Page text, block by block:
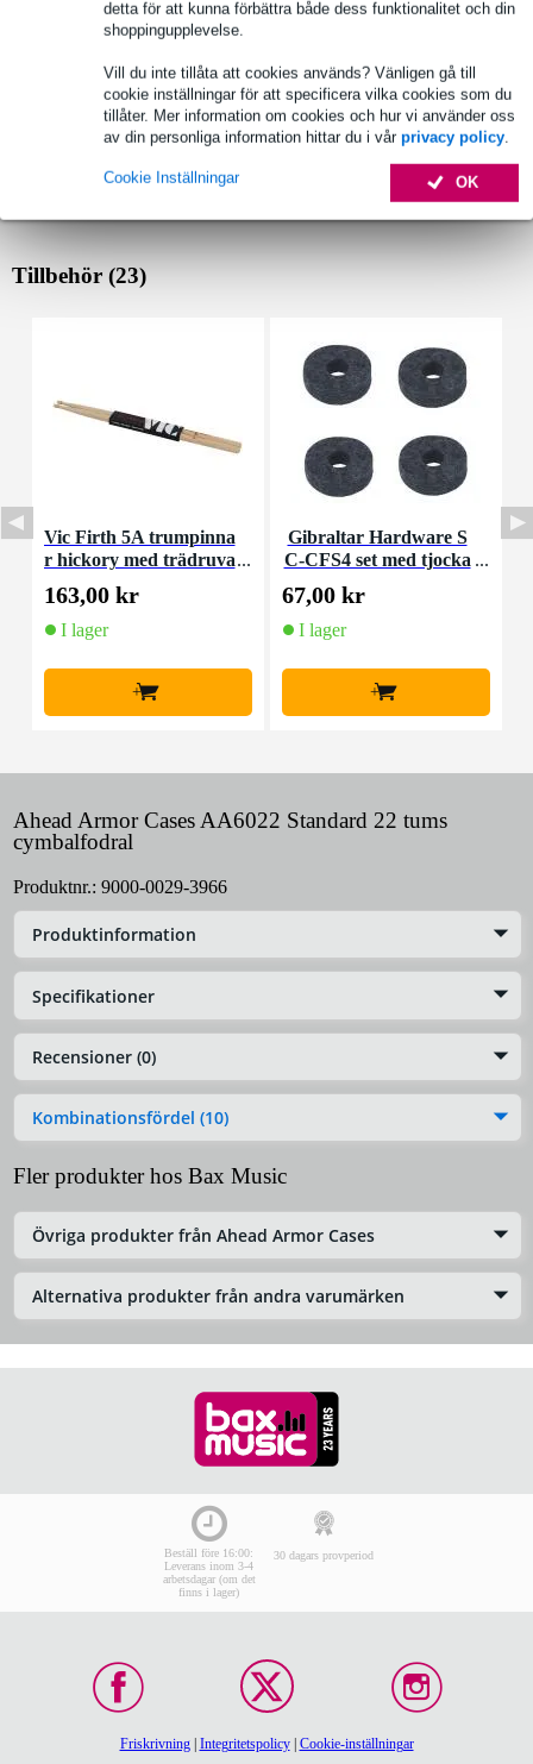
detta för att kunna förbättra både dess funktionalitet och din
shoppingupplevelse.
Vill du inte tillåta att cookies används? Vänligen gå till
cookie inställningar för att specificera vilka cookies som du
tillåter. Mer information om cookies och hur vi använder oss
av din personliga information hittar du i vår privacy policy.
OK
Cookie Inställningar
Tillbehör (23)
Vic Firth 5A trumpinna
r hickory med trädruva
163,00 kr
I lager
+
Gibraltar Hardware S
C-CFS4 set med tjocka
cymbalfiltar (4 st)
67,00 kr
I lager
+
Ahead Armor Cases AA6022 Standard 22 tums
cymbalfodral
Produktnr.: 9000-0029-3966
Produktinformation
Specifikationer
Recensioner (0)
Kombinationsfördel (10)
Fler produkter hos Bax Music
Övriga produkter från Ahead Armor Cases
Alternativa produkter från andra varumärken
Beställ före 16:00:
Leverans inom 3-4
arbetsdagar (om det
finns i lager)
30 dagars provperiod
Friskrivning| Integritetspolicy| Cookie-inställningar